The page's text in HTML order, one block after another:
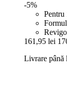
-5%
Pentru
161,95 lei
Livrare până